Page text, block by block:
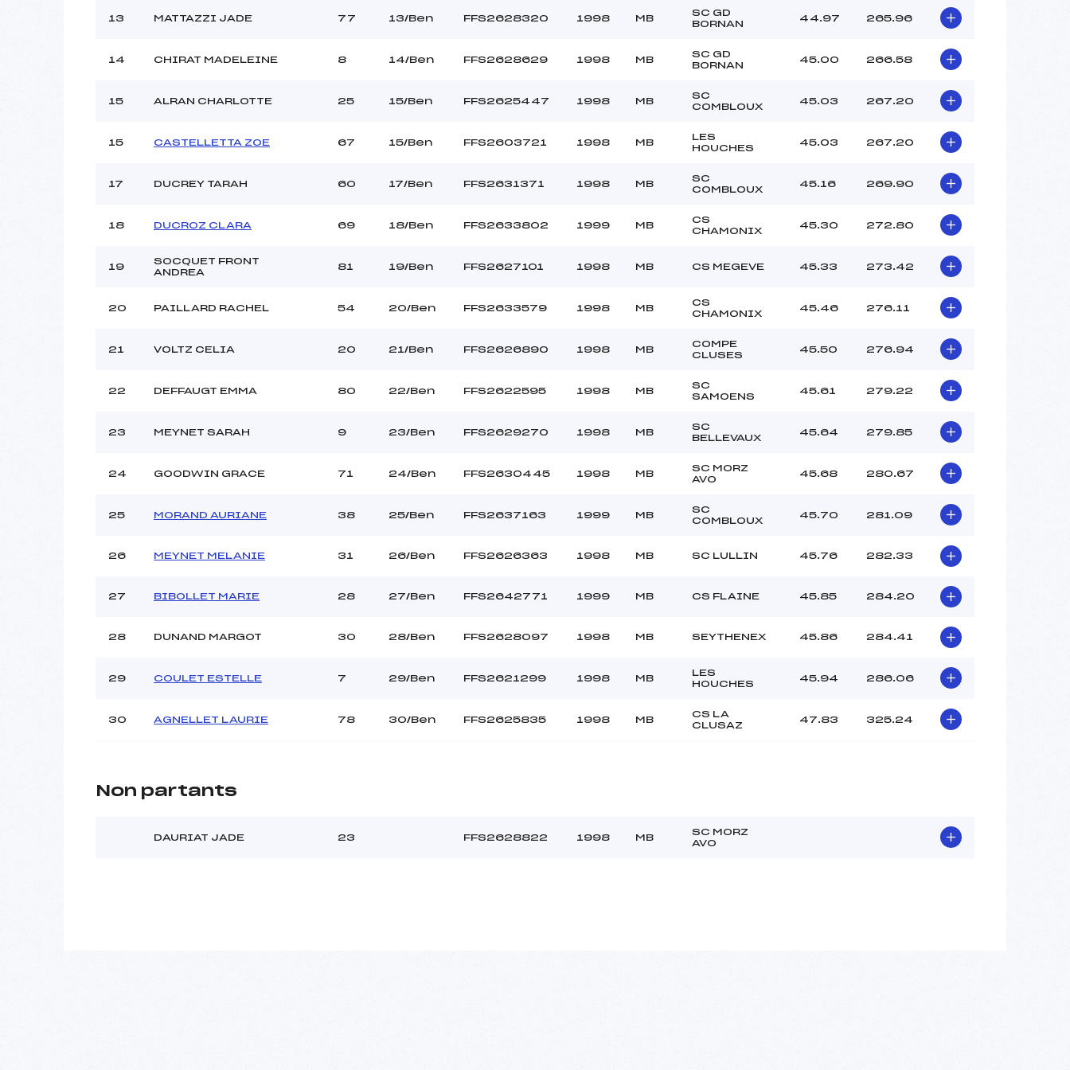
13 MATTAZZI JADE 77 13/Ben FFS2628320 1998 MB
SC GD
BORNAN
44.97 265.96
14 CHIRAT MADELEINE 8 14/Ben FFS2628629 1998 MB
SC GD
BORNAN
45.00 266.58
15 ALRAN CHARLOTTE 25 15/Ben FFS2625447 1998 MB
SC
COMBLOUX
45.03 267.20
15 CASTELLETTA ZOE 67 15/Ben FFS2603721 1998 MB
LES
HOUCHES
45.03 267.20
17 DUCREY TARAH 60 17/Ben FFS2631371 1998 MB
SC
COMBLOUX
45.16 269.90
18 DUCROZ CLARA 69 18/Ben FFS2633802 1999 MB
CS
CHAMONIX
45.30 272.80
19
SOCQUET FRONT
ANDREA
81 19/Ben FFS2627101 1998 MB CS MEGEVE 45.33 273.42
20 PAILLARD RACHEL 54 20/Ben FFS2633579 1998 MB
CS
CHAMONIX
45.46 276.11
21 VOLTZ CELIA 20 21/Ben FFS2626890 1998 MB
COMPE
CLUSES
45.50 276.94
22 DEFFAUGT EMMA 80 22/Ben FFS2622595 1998 MB
SC
SAMOENS
45.61 279.22
23 MEYNET SARAH 9 23/Ben FFS2629270 1998 MB
SC
BELLEVAUX
45.64 279.85
24 GOODWIN GRACE 71 24/Ben FFS2630445 1998 MB
SC MORZ
AVO
45.68 280.67
25 MORAND AURIANE 38 25/Ben FFS2637163 1999 MB
SC
COMBLOUX
45.70 281.09
26 MEYNET MELANIE 31 26/Ben FFS2626363 1998 MB SC LULLIN 45.76 282.33
27 BIBOLLET MARIE 28 27/Ben FFS2642771 1999 MB CS FLAINE 45.85 284.20
28 DUNAND MARGOT 30 28/Ben FFS2628097 1998 MB SEYTHENEX 45.86 284.41
29 COULET ESTELLE 7 29/Ben FFS2621299 1998 MB
LES
HOUCHES
45.94 286.06
30 AGNELLET LAURIE 78 30/Ben FFS2625835 1998 MB
CS LA
CLUSAZ
47.83 325.24
Non partants
DAURIAT JADE 23 FFS2628822 1998 MB
SC MORZ
AVO